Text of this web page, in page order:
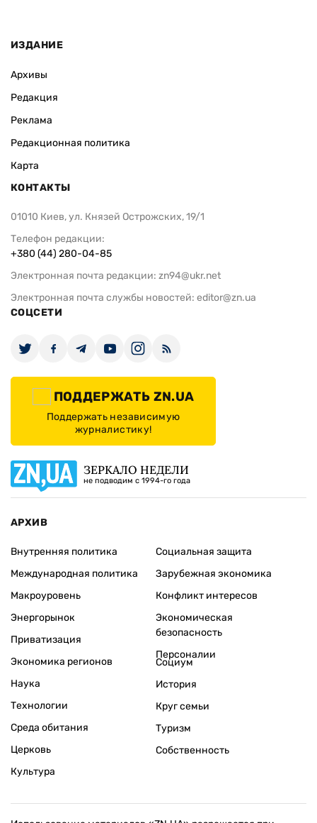
ИЗДАНИЕ
Архивы
Редакция
Реклама
Редакционная политика
Карта
КОНТАКТЫ
01010 Киев, ул. Князей Острожских, 19/1
Телефон редакции:
+380 (44) 280-04-85
Электронная почта редакции: zn94@ukr.net
Электронная почта службы новостей: editor@zn.ua
СОЦСЕТИ
ПОДДЕРЖАТЬ ZN.UA
Поддержать независимую
журналистику!
ЗЕРКАЛО НЕДЕЛИ
не подводим с 1994-го года
АРХИВ
Внутренняя политика
Международная политика
Макроуровень
Энергорынок
Приватизация
Экономика регионов
Социальная защита
Зарубежная экономика
Конфликт интересов
Экономическая
безопасность
Персоналии
Наука
Технологии
Среда обитания
Церковь
Культура
Социум
История
Круг семьи
Туризм
Собственность